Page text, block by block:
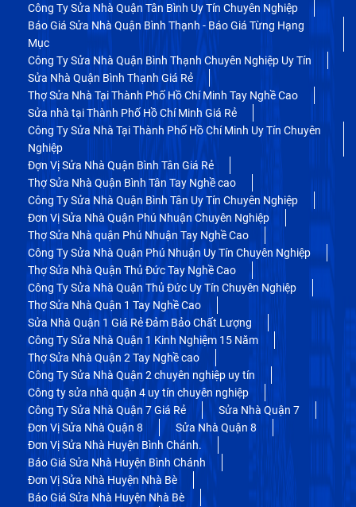
Công Ty Sửa Nhà Quận Tân Bình Uy Tín Chuyên Nghiệp
Báo Giá Sửa Nhà Quận Bình Thạnh - Báo Giá Từng Hạng
Mục
Công Ty Sửa Nhà Quận Bình Thạnh Chuyên Nghiệp Uy Tín
Sửa Nhà Quận Bình Thạnh Giá Rẻ
Thợ Sửa Nhà Tại Thành Phố Hồ Chí Minh Tay Nghề Cao
Sửa nhà tại Thành Phố Hồ Chí Minh Giá Rẻ
Công Ty Sửa Nhà Tại Thành Phố Hồ Chí Minh Uy Tín Chuyên
Nghiệp
Đợn Vị Sửa Nhà Quận Bình Tân Giá Rẻ
Thợ Sửa Nhà Quận Bình Tân Tay Nghề cao
Công Ty Sửa Nhà Quận Bình Tân Uy Tín Chuyên Nghiệp
Đơn Vị Sửa Nhà Quận Phú Nhuận Chuyên Nghiệp
Thợ Sửa Nhà quận Phú Nhuận Tay Nghề Cao
Công Ty Sửa Nhà Quận Phú Nhuận Uy Tín Chuyên Nghiệp
Thợ Sửa Nhà Quận Thủ Đức Tay Nghề Cao
Công Ty Sửa Nhà Quận Thủ Đức Uy Tín Chuyên Nghiệp
Thợ Sửa Nhà Quận 1 Tay Nghề Cao
Sửa Nhà Quận 1 Giá Rẻ Đảm Bảo Chất Lượng
Công Ty Sửa Nhà Quận 1 Kinh Nghiệm 15 Năm
Thợ Sửa Nhà Quận 2 Tay Nghề cao
Công Ty Sửa Nhà Quận 2 chuyên nghiệp uy tín
Công ty sửa nhà quận 4 uy tín chuyên nghiệp
Công Ty Sửa Nhà Quận 7 Giá Rẻ
Sửa Nhà Quận 7
Đơn Vị Sửa Nhà Quận 8
Sửa Nhà Quận 8
Đơn Vị Sửa Nhà Huyện Bình Chánh.
Báo Giá Sửa Nhà Huyện Bình Chánh
Đơn Vị Sửa Nhà Huyện Nhà Bè
Báo Giá Sửa Nhà Huyện Nhà Bè